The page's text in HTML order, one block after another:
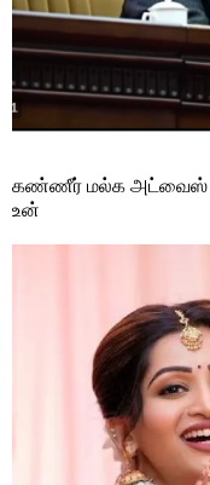
கண்ணீர் மல்க அட்வைஸ்
உன்